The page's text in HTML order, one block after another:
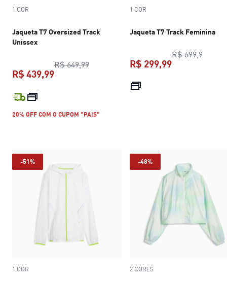
1 COR
Jaqueta T7 Oversized Track
Unissex
R$ 649,99preço original R$ 649,99
R$ 439,99
20% OFF COM O CUPOM "PAIS"
1 COR
Jaqueta T7 Track Feminina
R$ 699,9preço
R$ 299,99
-51%
1 COR
-48%
2 CORES